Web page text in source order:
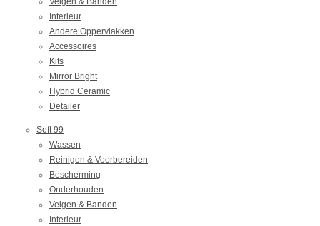
Interieur
Andere Oppervlakken
Accessoires
Kits
Mirror Bright
Hybrid Ceramic
Detailer
Soft 99
Wassen
Reinigen & Voorbereiden
Bescherming
Onderhouden
Velgen & Banden
Interieur